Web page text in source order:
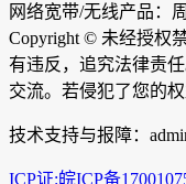
网络宽带/无线产品：
Copyright © 未经授权
有违反，追究法律责
交流。若侵犯了您的
技术支持与报障：
ICP证:皖ICP备